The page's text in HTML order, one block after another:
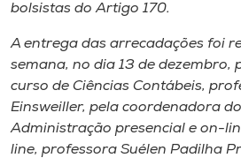
Rádio
Museu
Unoesc
Store
bolsistas do Artigo 170.
A entrega das arrecadações foi
semana, no dia 13 de dezembro,
curso de Ciências Contábeis,
Einsweiller, pela coordenadora
Administração presencial e on-
line, professora Suélen Padilha